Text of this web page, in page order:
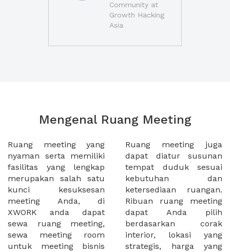
Community at
Growth Hacking
Asia
Mengenal Ruang Meeting
Ruang meeting yang
nyaman serta memiliki
fasilitas yang lengkap
merupakan salah satu
kunci kesuksesan
meeting Anda, di
XWORK anda dapat
sewa ruang meeting,
sewa meeting room
untuk meeting bisnis
Ruang meeting juga
dapat diatur susunan
tempat duduk sesuai
kebutuhan dan
ketersediaan ruangan.
Ribuan ruang meeting
dapat Anda pilih
berdasarkan corak
interior, lokasi yang
strategis, harga yang